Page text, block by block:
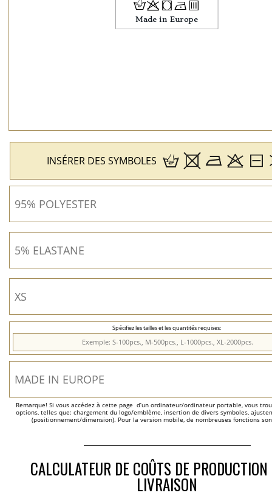
Hp jNb
INSÉRER DES SYMBOLES
Spécifiez les tailles et les quantités requises:
Remarque! Si vous accédez à cette page  d’un ordinateur/ordinateur portable, vous
options, telles que: chargement du logo/emblème, insertion de divers symboles,
(positionnement/dimension). Pour la version mobile, de nombreuses fonctions
CALCULATEUR DE COÛTS DE
LIVRAISON